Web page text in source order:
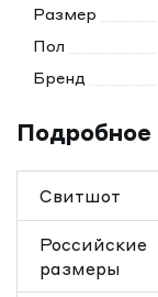
Размер
Пол
Бренд
Подробное
Свитшот
Российские
размеры